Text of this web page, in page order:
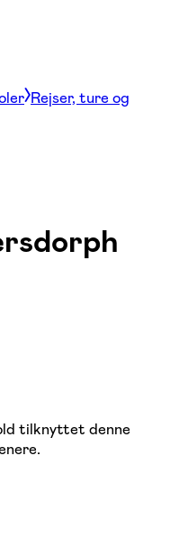
Rejser, ture og
tilknyttet denne